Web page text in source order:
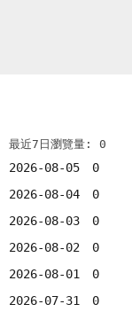
最近7日瀏覽量: 0
2026-08-05
0
2026-08-04
0
2026-08-03
0
2026-08-02
0
2026-08-01
0
2026-07-31
0